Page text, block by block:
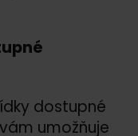
dostupné
umožňuje